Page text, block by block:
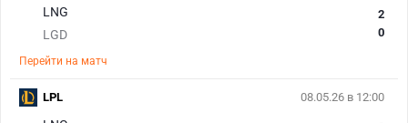
LNG
LGD
2
0
Перейти на матч
08.05.26 в 12:00
LPL